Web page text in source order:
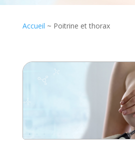
Accueil ~ Poitrine et thorax